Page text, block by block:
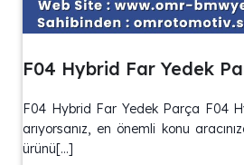
F04 Hybrid Far Yedek
F04 Hybrid Far Yedek Parça F04
arıyorsanız, en önemli konu
ürünü[…]